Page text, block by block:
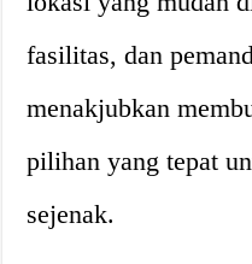
fasilitas, dan
menakjubkan
pilihan yang tepat
sejenak.